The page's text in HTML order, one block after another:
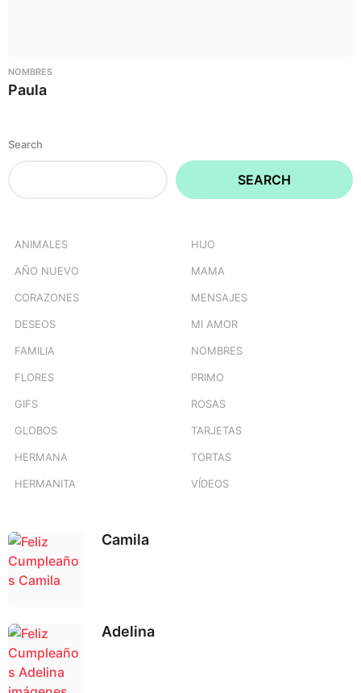
NOMBRES
Paula
Search
SEARCH
ANIMALES
AÑO NUEVO
CORAZONES
DESEOS
FAMILIA
FLORES
GIFS
GLOBOS
HERMANA
HERMANITA
HIJO
MAMA
MENSAJES
MI AMOR
NOMBRES
PRIMO
ROSAS
TARJETAS
TORTAS
VÍDEOS
Camila
Adelina